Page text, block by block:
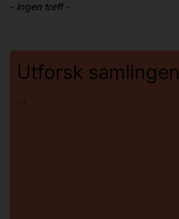
- Ingen treff -
Utforsk samlingen